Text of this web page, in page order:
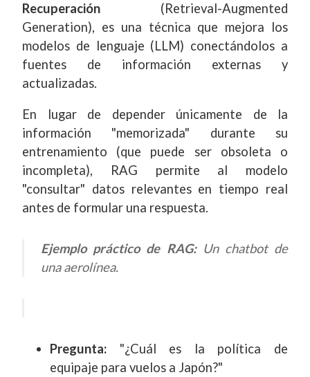
Recuperación (Retrieval-Augmented
Generation), es una técnica que mejora los
modelos de lenguaje (LLM) conectándolos a
fuentes de información externas y
actualizadas.
En lugar de depender únicamente de la
información "memorizada" durante su
entrenamiento (que puede ser obsoleta o
incompleta), RAG permite al modelo
"consultar" datos relevantes en tiempo real
antes de formular una respuesta.
Ejemplo práctico de RAG:Un chatbot de
una aerolínea.
Pregunta: "¿Cuál es la política de
equipaje para vuelos a Japón?"